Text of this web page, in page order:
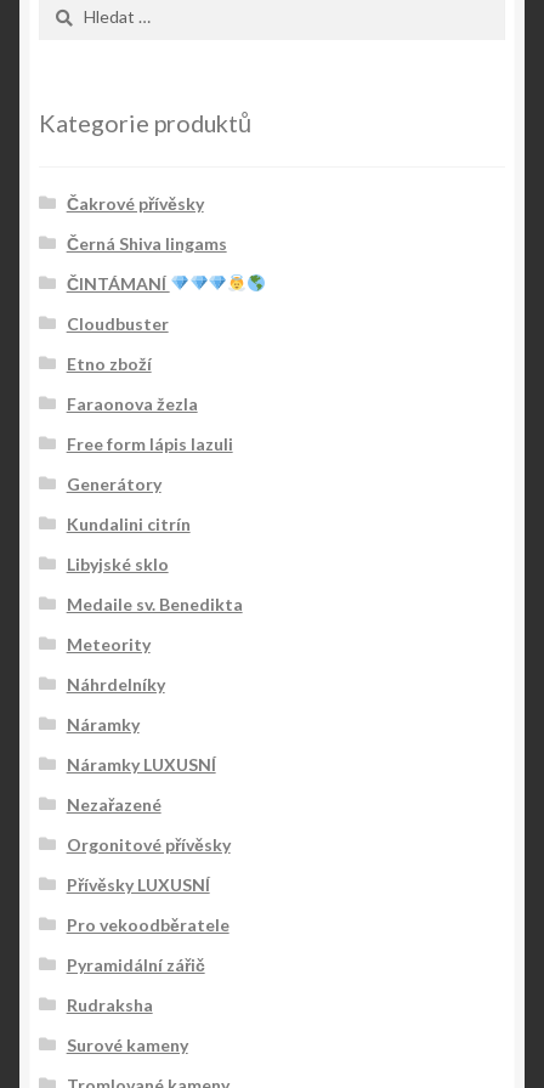
Kategorie produktů
Čakrové přívěsky
Černá Shiva lingams
ČINTÁMANÍ
Cloudbuster
Etno zboží
Faraonova žezla
Free form lápis lazuli
Generátory
Kundalini citrín
Libyjské sklo
Medaile sv. Benedikta
Meteority
Náhrdelníky
Náramky
Náramky LUXUSNÍ
Nezařazené
Orgonitové přívěsky
Přívěsky LUXUSNÍ
Pro vekoodběratele
Pyramidální zářič
Rudraksha
Surové kameny